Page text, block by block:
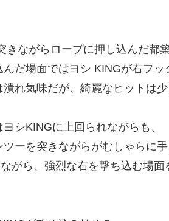
きながらロープに押し込んだ都
だ場面ではヨシ KINGが右フッ
れ気味だが、綺麗なヒットは少
シKINGに上回られながらも、
ーを突きながらがむしゃらに手
がら、強烈な右を撃ち込む場面